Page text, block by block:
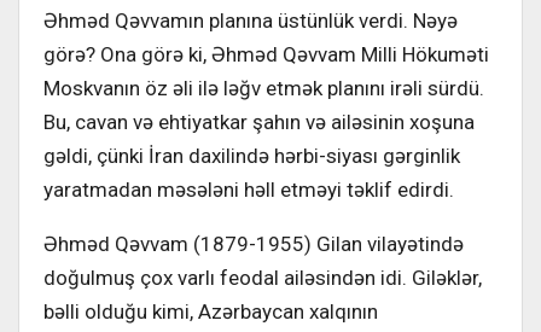
Əhməd Qəvvamın planına üstünlük verdi. Nəyə
görə? Ona görə ki, Əhməd Qəvvam Milli Hökuməti
Moskvanın öz əli ilə ləğv etmək planını irəli sürdü.
Bu, cavan və ehtiyatkar şahın və ailəsinin xoşuna
gəldi, çünki İran daxilində hərbi-siyası gərginlik
yaratmadan məsələni həll etməyi təklif edirdi.
Əhməd Qəvvam (1879-1955) Gilan vilayətində
doğulmuş çox varlı feodal ailəsindən idi. Giləklər,
bəlli olduğu kimi, Azərbaycan xalqının